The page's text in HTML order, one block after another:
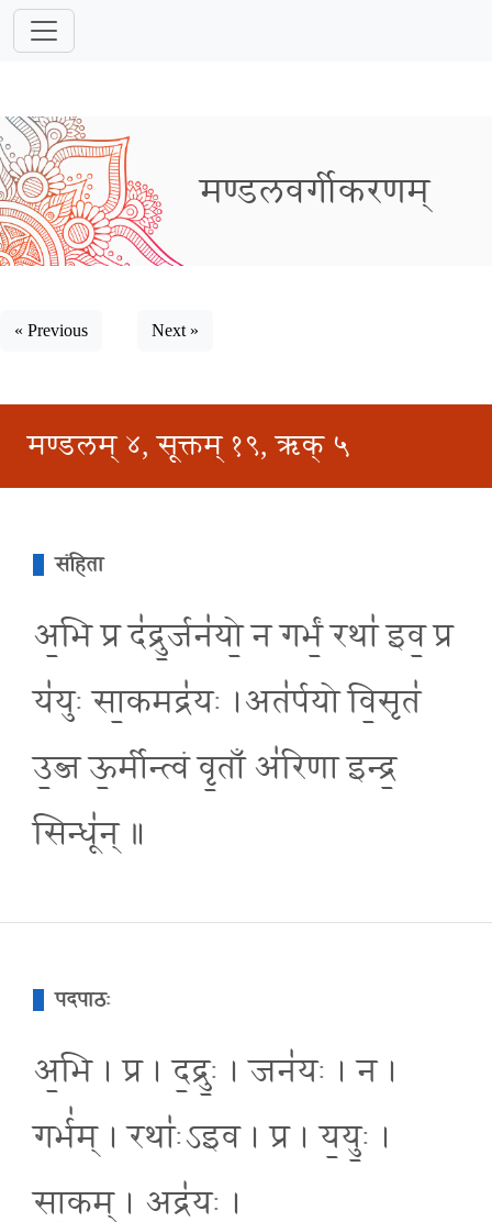
मण्डलवर्गीकरणम्
« Previous Next »
मण्डलम् ४, सूक्तम् १९, ऋक् ५
संहिता
अ॒भि प्र द॑द्रु॒र्जन॑यो॒ न गर्भं॒ रथा॑ इव॒ प्र
य॑युः सा॒कमद्र॑यः ।अत॑र्पयो वि॒सृत॑
उ॒ब्ज ऊ॒र्मीन्त्वं वृ॒ताँ अ॑रिणा इन्द्र॒
सिन्धू॑न् ॥
पदपाठः
अ॒भि । प्र । द॒द्रुः॒ । जन॑यः । न ।
गर्भ॑म् । रथाः॑ऽइव । प्र । य॒युः॒ ।
सा॒कम् । अद्र॑यः ।